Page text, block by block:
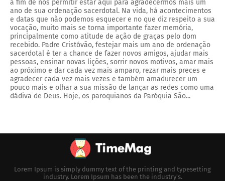
a fim de nos permitir estar aqui para agradecermos mais um
ano de sua ordenação sacerdotal. Na vida, há acontecimentos
e datas que não podemos esquecer e no que diz respeito a sua
vocação, muito mais se torna importante fazer memória,
principalmente como atitude de ação de graças pelo dom
recebido. Padre Cristóvão, festejar mais um ano de ordenação
sacerdotal é ter a chance de fazer novos amigos, ajudar mais
pessoas, ensinar novas lições, sorrir novos motivos, amar mais
ao próximo e dar cada vez mais amparo, rezar mais preces e
agradecer cada vez mais vezes e também amadurecer um
pouco mais e olhar a sua missão de lançar as redes como uma
dádiva de Deus. Hoje, os paroquianos da Paróquia São...
Lorem Ipsum is simply dummy text of the printing and typesetting
industry. Lorem Ipsum has been the industry's.